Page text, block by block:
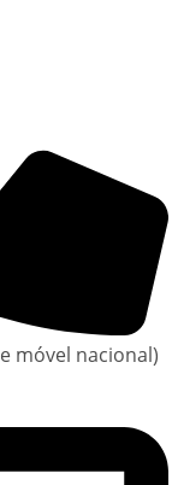
móvel nacional)